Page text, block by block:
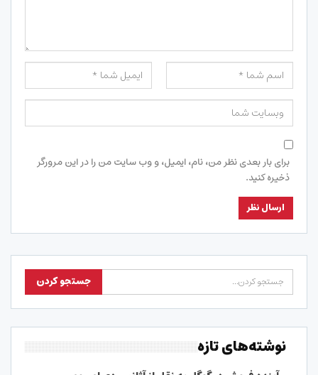
برای بار بعدی نظر من، نام، ایمیل، و وب سایت من را در این مرورگر
ذخیره کنید.
نوشته‌های تازه